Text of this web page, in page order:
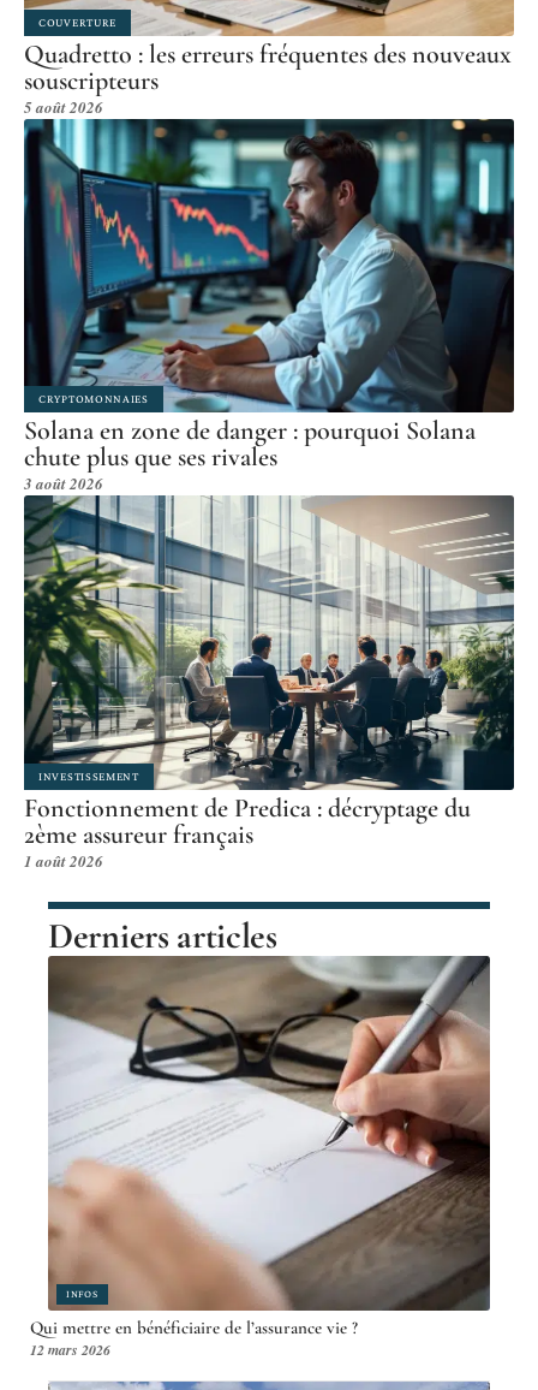
COUVERTURE
Quadretto : les erreurs fréquentes des nouveaux
souscripteurs
5 août 2026
CRYPTOMONNAIES
Solana en zone de danger : pourquoi Solana
chute plus que ses rivales
3 août 2026
INVESTISSEMENT
Fonctionnement de Predica : décryptage du
2ème assureur français
1 août 2026
Derniers articles
INFOS
Qui mettre en bénéficiaire de l’assurance vie ?
12 mars 2026